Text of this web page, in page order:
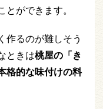
ができます。
作るのが難しそう
ときは桃屋の「き
格的な味付けの料